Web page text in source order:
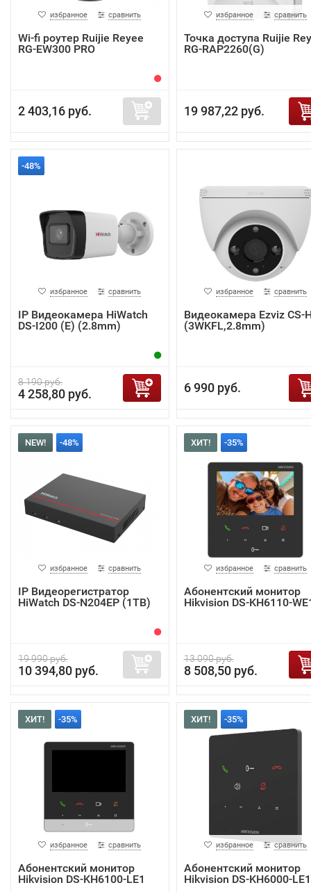
избранное сравнить
Wi-fi роутер Ruijie Reyee
RG-EW300 PRO
2 403,16 руб.
избранное сравнить
Точка доступа Ruijie
RG-RAP2260(G)
19 987,22 руб.
-48%
избранное сравнить
IP Видеокамера HiWatch
DS-I200 (E) (2.8mm)
8 190 руб.
4 258,80 руб.
избранное сравнить
Видеокамера Ezviz CS-
(3WKFL,2.8mm)
6 990 руб.
NEW! -48%
избранное сравнить
IP Видеорегистратор
HiWatch DS-N204EP (1TB)
19 990 руб.
10 394,80 руб.
ХИТ! -35%
избранное сравнить
Абонентский монитор
Hikvision DS-KH6110-
13 090 руб.
8 508,50 руб.
ХИТ! -35%
избранное сравнить
Абонентский монитор
Hikvision DS-KH6100-LE1
ХИТ! -35%
избранное сравнить
Абонентский монитор
Hikvision DS-KH6000-LE1